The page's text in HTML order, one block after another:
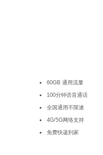
60GB 通用流量
100分钟语音通话
全国通用不限速
4G/5G网络支持
免费快递到家